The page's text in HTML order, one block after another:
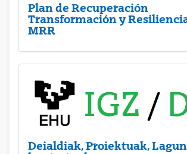
Plan de Recuperación
Transformación y
MRR
Deialdiak, Proiektuak,